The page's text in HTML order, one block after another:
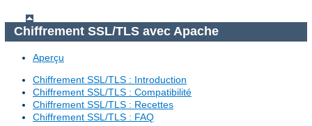
Chiffrement SSL/TLS avec Apache
Aperçu
Chiffrement SSL/TLS : Introduction
Chiffrement SSL/TLS : Compatibilité
Chiffrement SSL/TLS : Recettes
Chiffrement SSL/TLS : FAQ